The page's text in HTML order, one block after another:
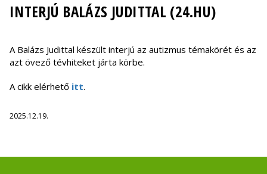
INTERJÚ BALÁZS JUDITTAL (24.HU)
A Balázs Judittal készült interjú az autizmus témakörét és az
azt övező tévhiteket járta körbe.
A cikk elérhető itt.
2025.12.19.